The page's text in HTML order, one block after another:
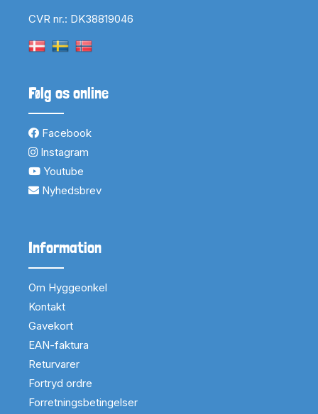
CVR nr.: DK38819046
Følg os online
Facebook
Instagram
Youtube
Nyhedsbrev
Information
Om Hyggeonkel
Kontakt
Gavekort
EAN-faktura
Returvarer
Fortryd ordre
Forretningsbetingelser